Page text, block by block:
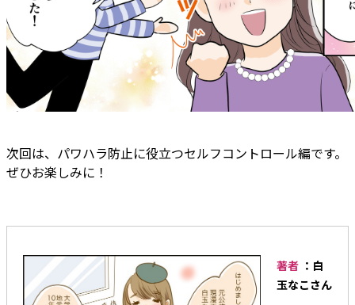
次回は、パワハラ防止に役立つセルフコントロール編です。
ぜひお楽しみに！
著者 ：白
玉なこさん